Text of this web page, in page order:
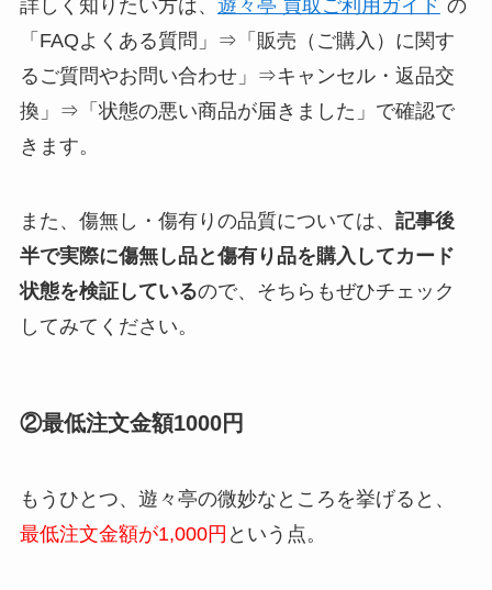
詳しく知りたい方は、 遊々亭 買取ご利用ガイド の
「FAQよくある質問」⇒「販売（ご購入）に関す
るご質問やお問い合わせ」⇒キャンセル・返品交
換」⇒「状態の悪い商品が届きました」で確認で
きます。
また、傷無し・傷有りの品質については、 記事後
半で実際に傷無し品と傷有り品を購入してカード
状態を検証しているので、そちらもぜひチェック
してみてください。
②最低注文金額1000円
もうひとつ、遊々亭の微妙なところを挙げると、
最低注文金額が1,000円 という点。